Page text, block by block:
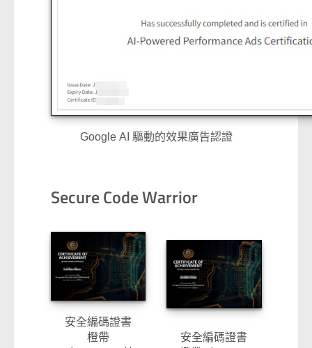
Google AI 驅動的效果廣告認證
Secure Code Warrior
安全編碼證書
橙帶
安全編碼證書